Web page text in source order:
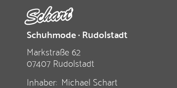
Schuhmode · Rudolstadt
Markstraße 62
07407 Rudolstadt
Inhaber: Michael Schart